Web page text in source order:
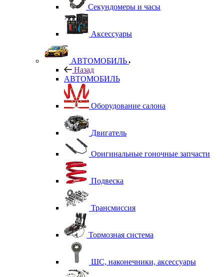
Секундомеры и часы
Аксессуары
АВТОМОБИЛЬ
Назад
АВТОМОБИЛЬ
Оборудование салона
Двигатель
Оригинальные гоночные запчасти
Подвеска
Трансмиссия
Тормозная система
ШС, наконечники, аксессуары